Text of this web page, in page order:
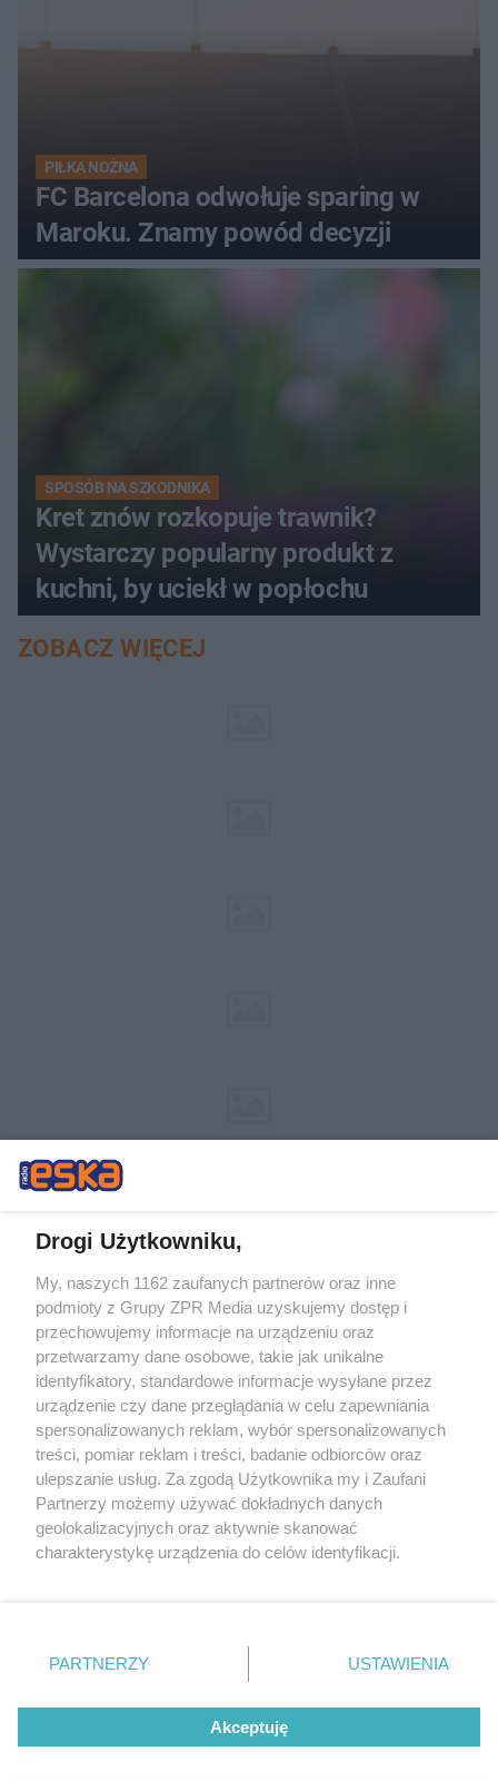
PIŁKA NOŻNA
FC Barcelona odwołuje sparing w
Maroku. Znamy powód decyzji
SPOSÓB NA SZKODNIKA
Kret znów rozkopuje trawnik?
Wystarczy popularny produkt z
kuchni, by uciekł w popłochu
ZOBACZ WIĘCEJ
Żaden utwór zamieszczony w serwisie nie może być powielany i
rozpowszechniany lub dalej rozpowszechniany w jakikolwiek sposób (w
tym także elektroniczny lub mechaniczny) na jakimkolwiek polu
eksploatacji w jakiejkolwiek formie, włącznie z umieszczaniem w
Internecie bez pisemnej zgody właściciela praw. Jakiekolwiek użycie lub
wykorzystanie utworów w całości lub w części z naruszeniem prawa,
tzn. bez właściwej zgody, jest zabronione pod groźbą kary i może być
ścigane prawnie.
© 2026 Grupa ZPR Media
Drogi Użytkowniku,
My, naszych 1162 zaufanych partnerów oraz inne
podmioty z Grupy ZPR Media uzyskujemy dostęp i
przechowujemy informacje na urządzeniu oraz
przetwarzamy dane osobowe, takie jak unikalne
identyfikatory, standardowe informacje wysyłane przez
urządzenie czy dane przeglądania w celu zapewniania
spersonalizowanych reklam, wybór spersonalizowanych
treści, pomiar reklam i treści, badanie odbiorców oraz
ulepszanie usług. Za zgodą Użytkownika my i Zaufani
Partnerzy możemy używać dokładnych danych
geolokalizacyjnych oraz aktywnie skanować
charakterystykę urządzenia do celów identyfikacji.
zmienić/wycofać klikając przycisk ustawień prywatności
znajdujący się w lewym dolnym rogu strony
rodzaje przetwarzania danych nie wymagają zgody
użytkownika, ale masz prawo sprzeciwić się takiemu
przetwarzaniu. Preferencje będą miały zastosowanie tylko
PARTNERZY USTAWIENIA
Akceptuję